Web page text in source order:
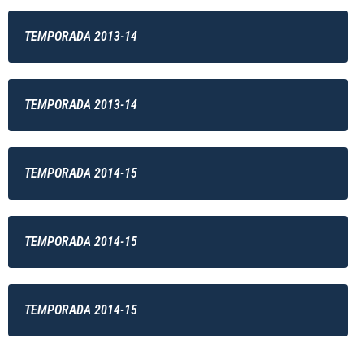
TEMPORADA 2013-14
TEMPORADA 2013-14
TEMPORADA 2014-15
TEMPORADA 2014-15
TEMPORADA 2014-15